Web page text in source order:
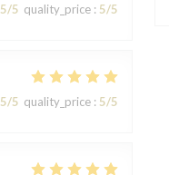
5/5 quality_price : 5/5
5/5 quality_price : 5/5